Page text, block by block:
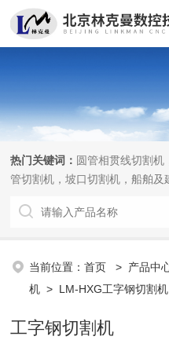
热门关键词： 圆管相贯线切割
管切割机，坡口切割机，船舶
当前位置：首页 > 产品中
机 > LM-HXG工字钢切割机
工字钢切割机